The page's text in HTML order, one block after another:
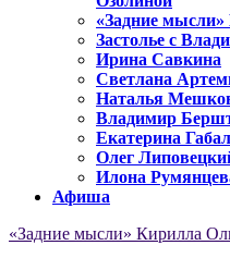
«Задние
Застолье с
Ирина Савкина
Светлана
Наталья
Владимир
Екатерина
Олег
Илона
Афиша
«Задние мысли» Кирилла